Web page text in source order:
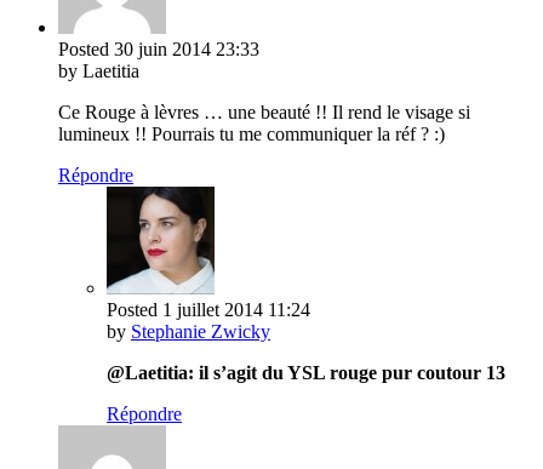
Posted 30 juin 2014 23:33
by Laetitia
Ce Rouge à lèvres … une beauté !! Il rend le visage si
lumineux !! Pourrais tu me communiquer la réf ? :)
Répondre
Posted 1 juillet 2014 11:24
by Stephanie Zwicky
@Laetitia: il s’agit du YSL rouge pur coutour 13
Répondre